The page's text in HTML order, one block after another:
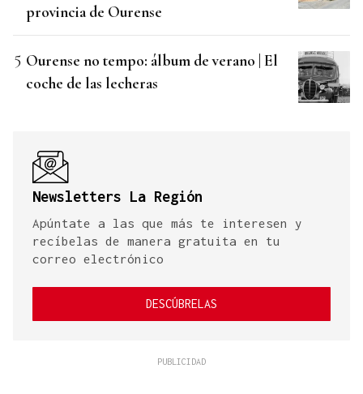
provincia de Ourense
Ourense no tempo: álbum de verano | El
coche de las lecheras
Newsletters La Región
Apúntate a las que más te interesen y
recíbelas de manera gratuita en tu
correo electrónico
DESCÚBRELAS